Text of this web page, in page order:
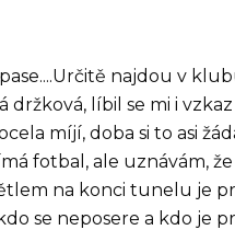
najdou v
líbil se mi i
míjí, doba si to asi
fotbal, ale uznávám,
na konci tunelu je
se neposere a kdo je